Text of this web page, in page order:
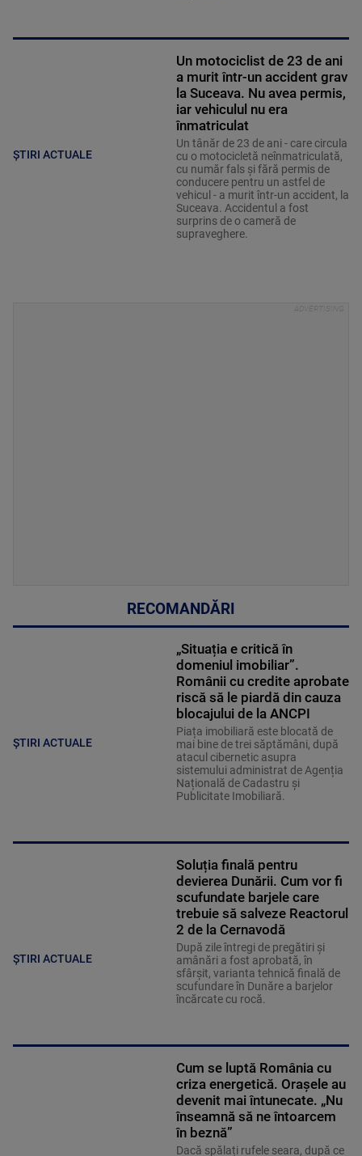
ȘTIRI ACTUALE
Un motociclist de 23 de ani
a murit într-un accident grav
la Suceava. Nu avea permis,
iar vehiculul nu era
înmatriculat
Un tânăr de 23 de ani - care circula
cu o motocicletă neînmatriculată,
cu număr fals și fără permis de
conducere pentru un astfel de
vehicul - a murit într-un accident, la
Suceava. Accidentul a fost
surprins de o cameră de
supraveghere.
RECOMANDĂRI
ȘTIRI ACTUALE
„Situația e critică în
domeniul imobiliar”.
Românii cu credite aprobate
riscă să le piardă din cauza
blocajului de la ANCPI
Piața imobiliară este blocată de
mai bine de trei săptămâni, după
atacul cibernetic asupra
sistemului administrat de Agenția
Națională de Cadastru și
Publicitate Imobiliară.
ȘTIRI ACTUALE
Soluția finală pentru
devierea Dunării. Cum vor fi
scufundate barjele care
trebuie să salveze Reactorul
2 de la Cernavodă
După zile întregi de pregătiri și
amânări a fost aprobată, în
sfârșit, varianta tehnică finală de
scufundare în Dunăre a barjelor
încărcate cu rocă.
Cum se luptă România cu
criza energetică. Orașele au
devenit mai întunecate. „Nu
înseamnă să ne întoarcem
în beznă”
Dacă spălați rufele seara, după ce